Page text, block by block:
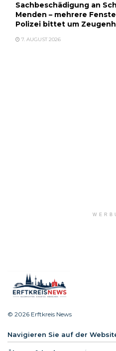
Sachbeschädigung an
Menden – mehrere
Polizei bittet um
7. AUGUST 2026
© 2026 Erftkreis News
Navigieren Sie auf der